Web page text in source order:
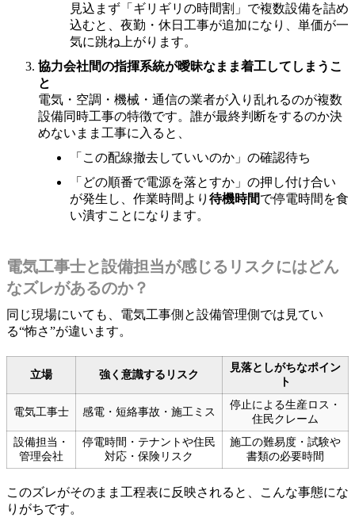
見込まず「ギリギリの時間割」で複数設備を詰め
込むと、夜勤・休日工事が追加になり、単価が一
気に跳ね上がります。
協力会社間の指揮系統が曖昧なまま着工してしまうこ
と
電気・空調・機械・通信の業者が入り乱れるのが複数
設備同時工事の特徴です。誰が最終判断をするのか決
めないまま工事に入ると、
「この配線撤去していいのか」の確認待ち
「どの順番で電源を落とすか」の押し付け合い
が発生し、作業時間より 待機時間で停電時間を食
い潰すことになります。
電気工事士と設備担当が感じるリスクにはどん
なズレがあるのか？
同じ現場にいても、電気工事側と設備管理側では見てい
る“怖さ”が違います。
立場 強く意識するリスク
見落としがちなポイン
ト
電気工事士 感電・短絡事故・施工ミス
停止による生産ロス・
住民クレーム
設備担当・
管理会社
停電時間・テナントや住民
対応・保険リスク
施工の難易度・試験や
書類の必要時間
このズレがそのまま工程表に反映されると、こんな事態にな
りがちです。